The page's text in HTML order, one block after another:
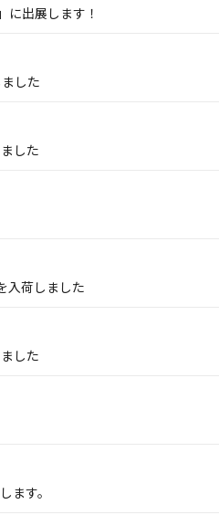
に出展します！
した
した
入荷しました
した
ます。